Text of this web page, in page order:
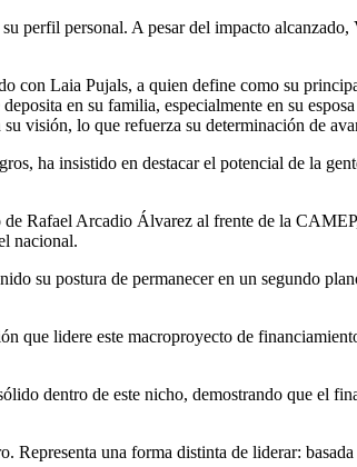
perfil personal. A pesar del impacto
con Laia Pujals, a quien define como su
en su familia, especialmente en su
visión, lo que refuerza su determinación de
ha insistido en destacar el potencial de la
Rafael Arcadio Álvarez al frente de la
nacional.
su postura de permanecer en un segundo
que lidere este macroproyecto de
dentro de este nicho, demostrando que el
una forma distinta de liderar: